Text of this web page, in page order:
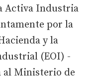
Activa Industria
por la
y la
(EOI) -
al Ministerio de